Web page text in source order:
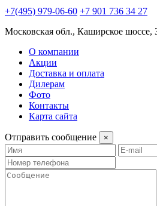
+7(495) 979-06-60 +7 901 736 34 27
Московская обл., Каширское шоссе,
О компании
Акции
Доставка и оплата
Дилерам
Фото
Контакты
Карта сайта
Отправить сообщение ×